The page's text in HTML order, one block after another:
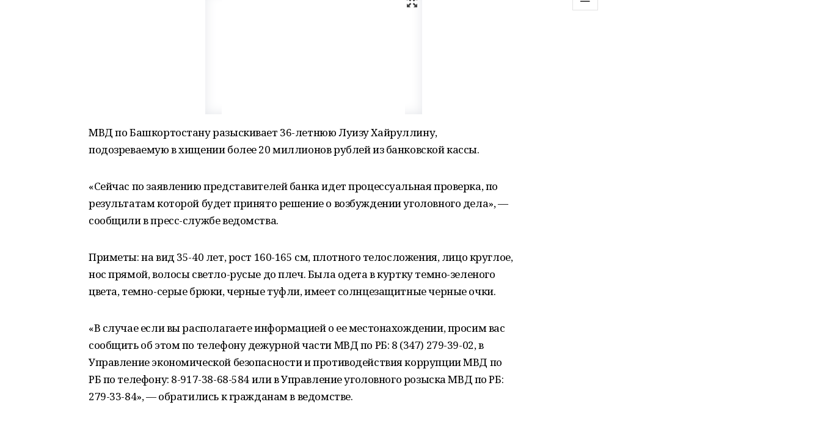
МВД по Башкортостану разыскивает 36-летнюю Луизу Хайруллину,
подозреваемую в хищении более 20 миллионов рублей из банковской кассы.
«Сейчас по заявлению представителей банка идет процессуальная проверка, по
результатам которой будет принято решение о возбуждении уголовного дела», —
сообщили в пресс-службе ведомства.
Приметы: на вид 35-40 лет, рост 160-165 см, плотного телосложения, лицо круглое,
нос прямой, волосы светло-русые до плеч. Была одета в куртку темно-зеленого
цвета, темно-серые брюки, черные туфли, имеет солнцезащитные черные очки.
«В случае если вы располагаете информацией о ее местонахождении, просим вас
сообщить об этом по телефону дежурной части МВД по РБ: 8 (347) 279-39-02, в
Управление экономической безопасности и противодействия коррупции МВД по
РБ по телефону: 8-917-38-68-584 или в Управление уголовного розыска МВД по РБ:
279-33-84», — обратились к гражданам в ведомстве.